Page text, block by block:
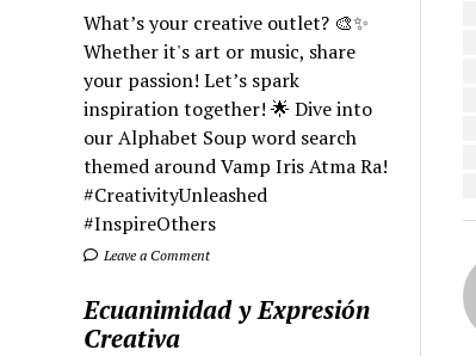
What’s your creative outlet? 🎨✨
Whether it's art or music, share
your passion! Let’s spark
inspiration together! 🌟 Dive into
our Alphabet Soup word search
themed around Vamp Iris Atma Ra!
#CreativityUnleashed
#InspireOthers
Leave a Comment
Ecuanimidad y Expresión
Creativa